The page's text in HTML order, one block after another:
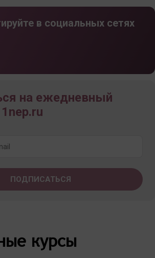
в социальных сетях
на ежедневный
курсы